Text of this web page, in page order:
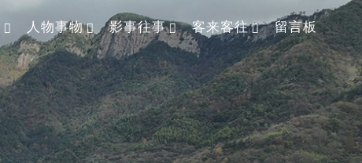
人物事物 影事往事 客来客往 留言板